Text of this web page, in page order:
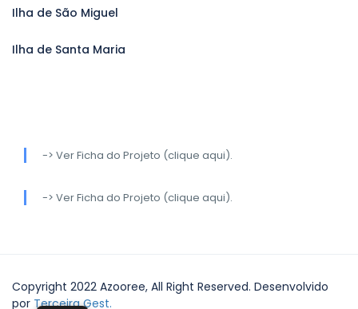
Ilha de São Miguel
Ilha de Santa Maria
-> Ver Ficha do Projeto (clique aqui).
-> Ver Ficha do Projeto (clique aqui).
Copyright 2022 Azooree, All Right Reserved. Desenvolvido
por Terceira Gest.